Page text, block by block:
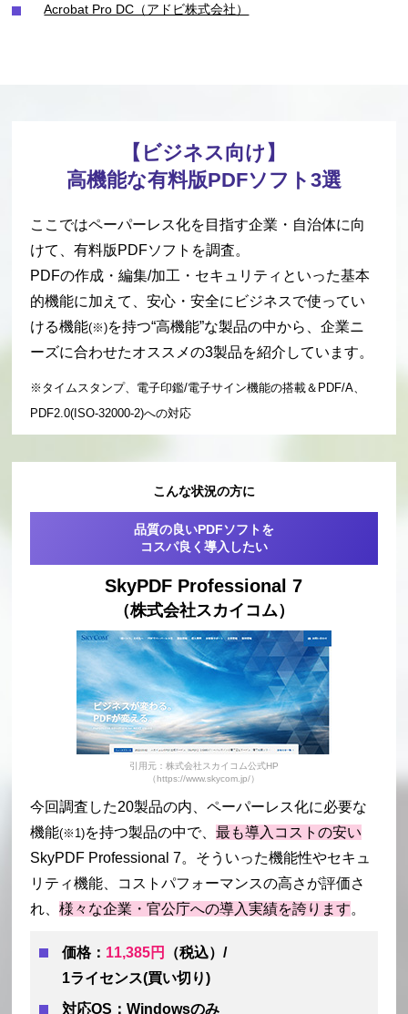
Acrobat Pro DC（アドビ株式会社）
【ビジネス向け】
高機能な有料版PDFソフト3選
ここではペーパーレス化を目指す企業・自治体に向
けて、有料版PDFソフトを調査。
PDFの作成・編集/加工・セキュリティといった基本
的機能に加えて、安心・安全にビジネスで使ってい
ける機能(※)を持つ“高機能”な製品の中から、企業ニ
ーズに合わせたオススメの3製品を紹介しています。
※タイムスタンプ、電子印鑑/電子サイン機能の搭載＆PDF/A、
PDF2.0(ISO-32000-2)への対応
こんな状況の方に
品質の良いPDFソフトを
コスパ良く導入したい
SkyPDF Professional 7
（株式会社スカイコム）
引用元：株式会社スカイコム公式HP
（https://www.skycom.jp/）
今回調査した20製品の内、ペーパーレス化に必要な
機能(※1)を持つ製品の中で、最も導入コストの安い
SkyPDF Professional 7。そういった機能性やセキュ
リティ機能、コストパフォーマンスの高さが評価さ
れ、様々な企業・官公庁への導入実績を誇ります。
価格： 11,385円
（税込）/
1ライセンス(買い切り)
対応OS：Windowsのみ